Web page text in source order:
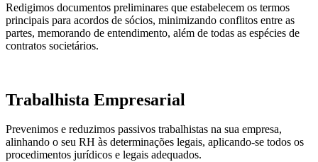
Redigimos documentos preliminares que estabelecem os termos
principais para acordos de sócios, minimizando conflitos entre as
partes, memorando de entendimento, além de todas as espécies de
contratos societários.
Trabalhista Empresarial
Prevenimos e reduzimos passivos trabalhistas na sua empresa,
alinhando o seu RH às determinações legais, aplicando-se todos os
procedimentos jurídicos e legais adequados.